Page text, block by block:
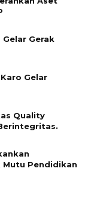
Gelar Gerak
Gelar
Quality
Pendidikan